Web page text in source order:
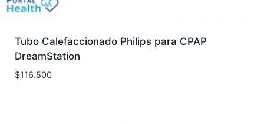
Tubo Calefaccionado Philips para CPAP
DreamStation
$116.500